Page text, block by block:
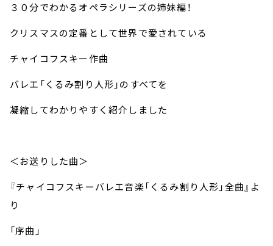
TBS Podcast
お知らせ
イベント・グッズ
YouTube
３０分でわかるオペラシリーズの姉妹編！
クリスマスの定番として世界で愛されている
チャイコフスキー作曲
バレエ「くるみ割り人形」のすべてを
凝縮してわかりやすく紹介しました
＜お送りした曲＞
『チャイコフスキーバレエ音楽「くるみ割り人形」全曲』よ
り
「序曲」